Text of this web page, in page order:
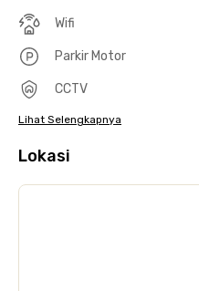
Wifi
Parkir Motor
CCTV
Lihat Selengkapnya
Lokasi